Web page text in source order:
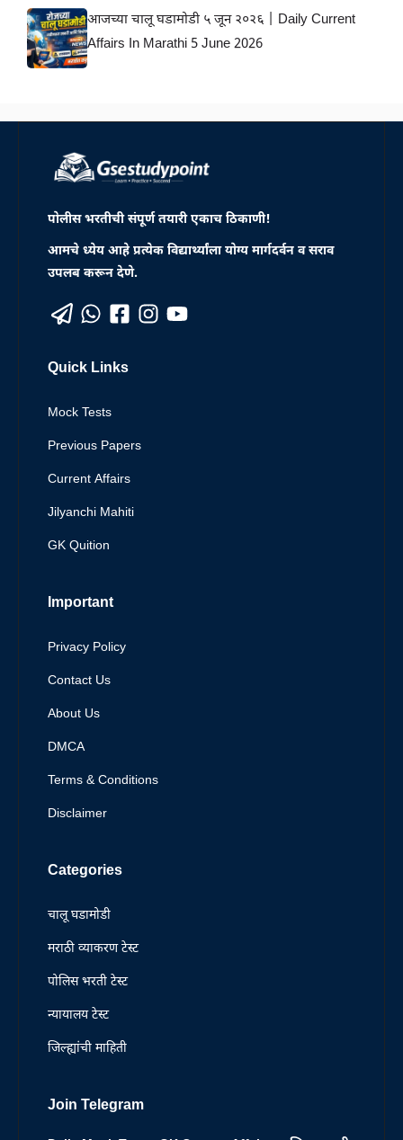
आजच्या चालू घडामोडी ५ जून २०२६ | Daily Current
Affairs In Marathi 5 June 2026
पोलीस भरतीची संपूर्ण तयारी एकाच ठिकाणी!
आमचे ध्येय आहे प्रत्येक विद्यार्थ्यांला योग्य मार्गदर्वन व सराव
उपलब करून देणे.
Quick Links
Mock Tests
Previous Papers
Current Affairs
Jilyanchi Mahiti
GK Quition
Important
Privacy Policy
Contact Us
About Us
DMCA
Terms & Conditions
Disclaimer
Categories
चालू घडामोडी
मराठी व्याकरण टेस्ट
पोलिस भरती टेस्ट
न्यायालय टेस्ट
जिल्ह्यांची माहिती
Join Telegram